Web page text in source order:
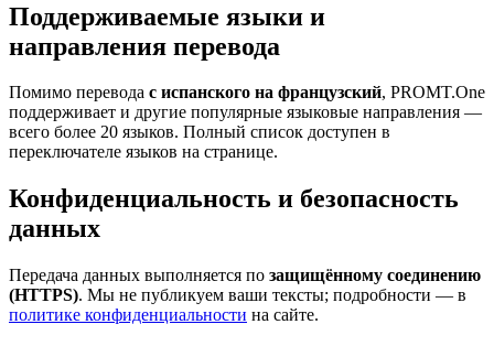
Поддерживаемые языки и
направления перевода
Помимо перевода с испанского на французский, PROMT.One
поддерживает и другие популярные языковые направления —
всего более 20 языков. Полный список доступен в
переключателе языков на странице.
Конфиденциальность и безопасность
данных
Передача данных выполняется по защищённому соединению
(HTTPS). Мы не публикуем ваши тексты; подробности — в
политике конфиденциальности на сайте.